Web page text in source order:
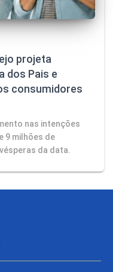
projeta
dos Pais e
consumidores
nas intenções
9 milhões de
da data.